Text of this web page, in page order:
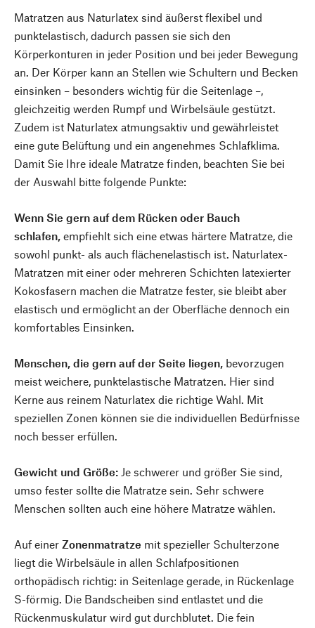
Matratzen aus Naturlatex sind äußerst flexibel und
punktelastisch, dadurch passen sie sich den
Körperkonturen in jeder Position und bei jeder Bewegung
an. Der Körper kann an Stellen wie Schultern und Becken
einsinken – besonders wichtig für die Seitenlage –,
gleichzeitig werden Rumpf und Wirbelsäule gestützt.
Zudem ist Naturlatex atmungsaktiv und gewährleistet
eine gute Belüftung und ein angenehmes Schlafklima.
Damit Sie Ihre ideale Matratze finden, beachten Sie bei
der Auswahl bitte folgende Punkte:
Wenn Sie gern auf dem Rücken oder Bauch
schlafen, empfiehlt sich eine etwas härtere Matratze, die
sowohl punkt- als auch flächenelastisch ist. Naturlatex-
Matratzen mit einer oder mehreren Schichten latexierter
Kokosfasern machen die Matratze fester, sie bleibt aber
elastisch und ermöglicht an der Oberfläche dennoch ein
komfortables Einsinken.
Menschen, die gern auf der Seite liegen, bevorzugen
meist weichere, punktelastische Matratzen. Hier sind
Kerne aus reinem Naturlatex die richtige Wahl. Mit
speziellen Zonen können sie die individuellen Bedürfnisse
noch besser erfüllen.
Gewicht und Größe: Je schwerer und größer Sie sind,
umso fester sollte die Matratze sein. Sehr schwere
Menschen sollten auch eine höhere Matratze wählen.
Auf einer Zonenmatratze mit spezieller Schulterzone
liegt die Wirbelsäule in allen Schlafpositionen
orthopädisch richtig: in Seitenlage gerade, in Rückenlage
S-förmig. Die Bandscheiben sind entlastet und die
Rückenmuskulatur wird gut durchblutet. Die fein